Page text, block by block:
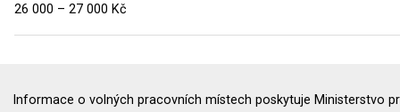
26 000 – 27 000 Kč
Informace o volných pracovních místech poskytuje Ministerstvo